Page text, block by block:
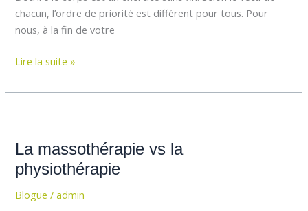
chacun, l’ordre de priorité est différent pour tous. Pour
nous, à la fin de votre
Lire la suite »
La massothérapie vs la
physiothérapie
Blogue /admin
la
physiothérapie